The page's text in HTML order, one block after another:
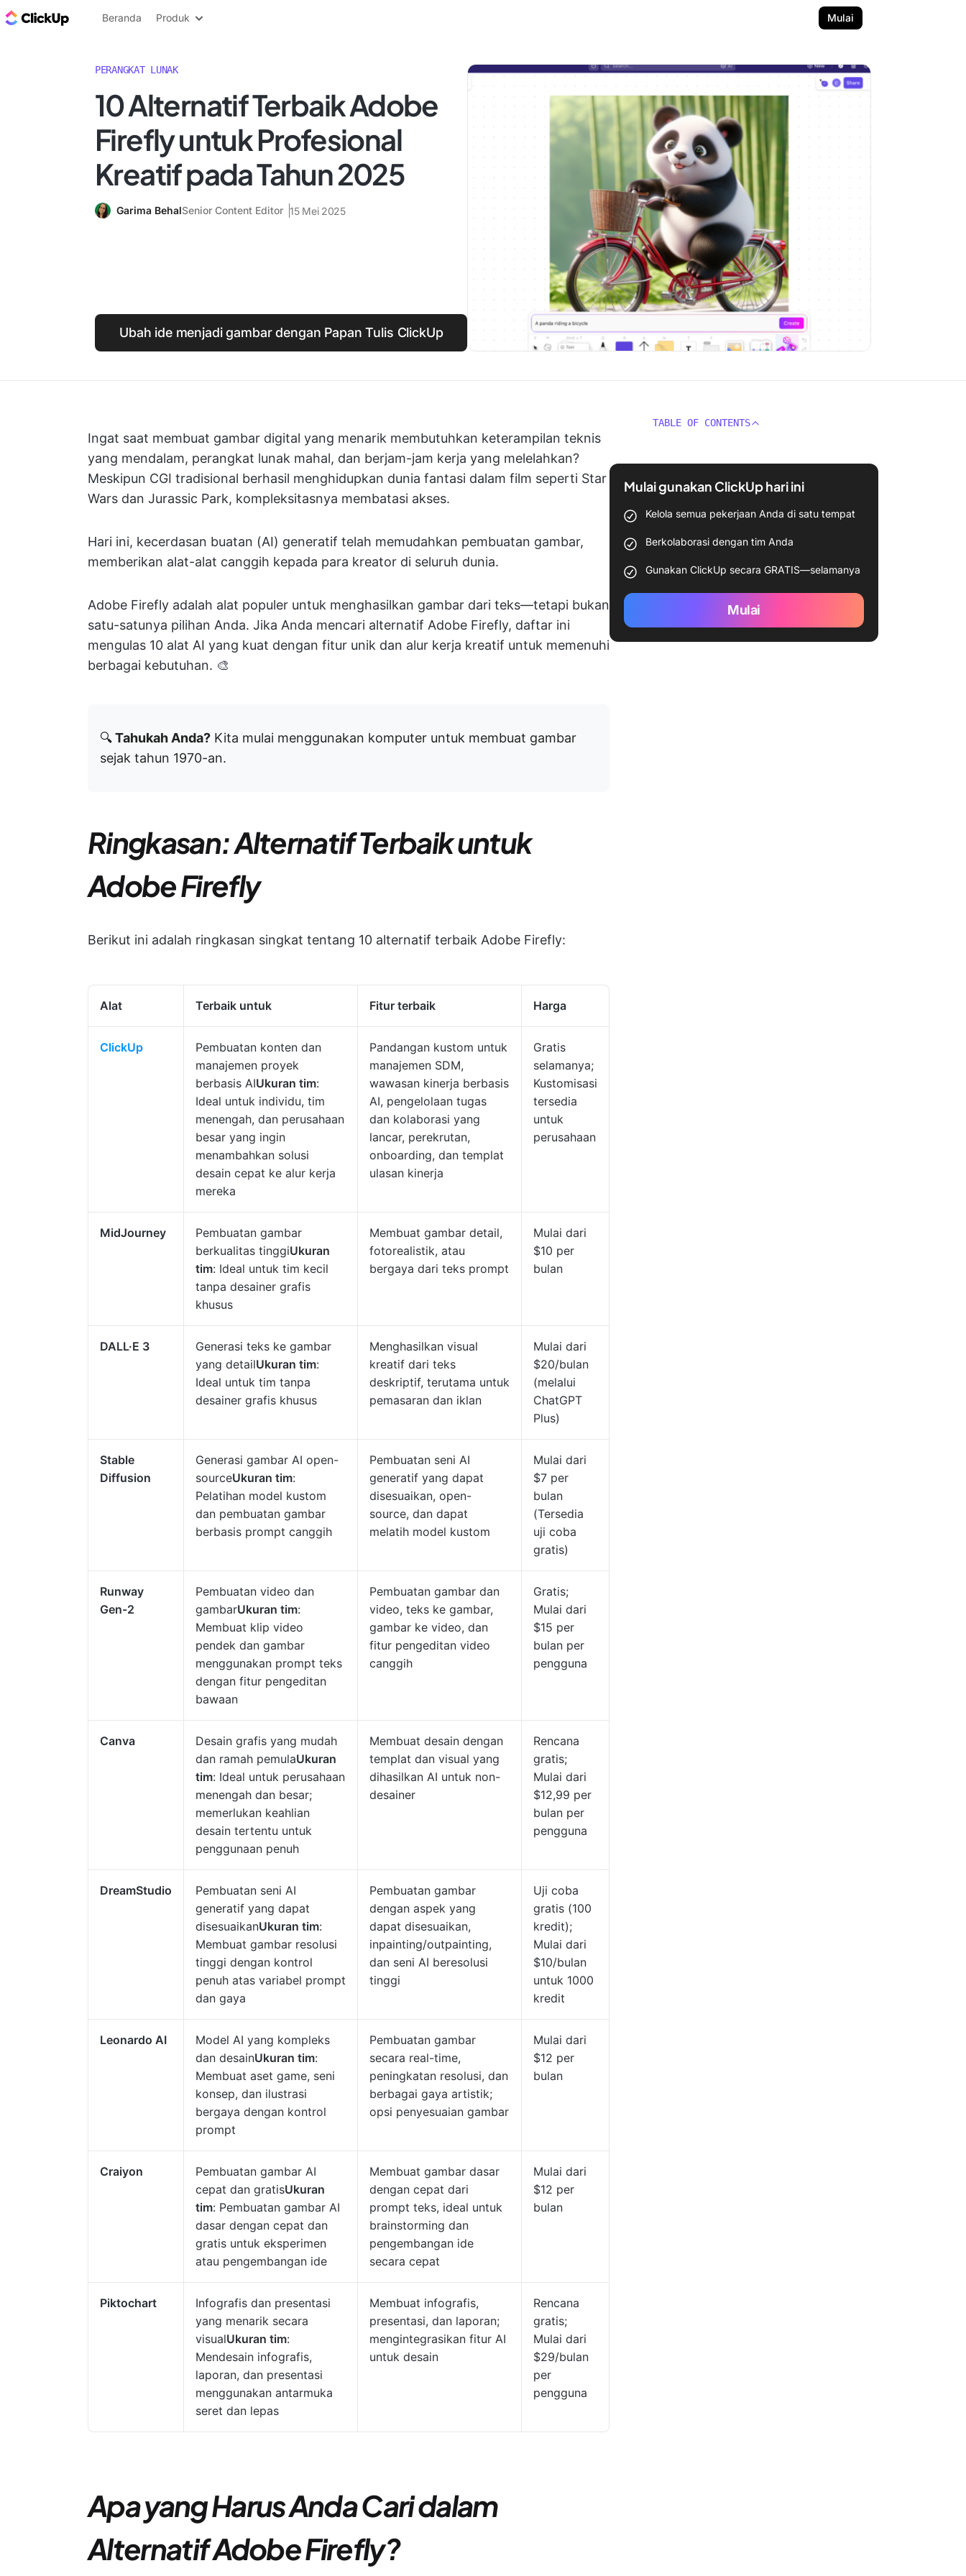
Blog ClickUp
Beranda Produk Mulai
PERANGKAT LUNAK
10 Alternatif Terbaik Adobe
Firefly untuk Profesional
Kreatif pada Tahun 2025
Garima BehalSenior Content Editor 15 Mei 2025
Ubah ide menjadi gambar dengan Papan Tulis ClickUp
Ingat saat membuat gambar digital yang menarik membutuhkan keterampilan teknis
yang mendalam, perangkat lunak mahal, dan berjam-jam kerja yang melelahkan?
Meskipun CGI tradisional berhasil menghidupkan dunia fantasi dalam film seperti Star
Wars dan Jurassic Park, kompleksitasnya membatasi akses.
Hari ini, kecerdasan buatan (AI) generatif telah memudahkan pembuatan gambar,
memberikan alat-alat canggih kepada para kreator di seluruh dunia.
Adobe Firefly adalah alat populer untuk menghasilkan gambar dari teks—tetapi bukan
satu-satunya pilihan Anda. Jika Anda mencari alternatif Adobe Firefly, daftar ini
mengulas 10 alat AI yang kuat dengan fitur unik dan alur kerja kreatif untuk memenuhi
berbagai kebutuhan. 🎨
🔍Tahukah Anda? Kita mulai menggunakan komputer untuk membuat gambar
sejak tahun 1970-an.
Ringkasan: Alternatif Terbaik untuk
Adobe Firefly
Berikut ini adalah ringkasan singkat tentang 10 alternatif terbaik Adobe Firefly:
Alat Terbaik untuk Fitur terbaik Harga
ClickUp
Pembuatan konten dan
manajemen proyek
berbasis AIUkuran tim:
Ideal untuk individu, tim
menengah, dan perusahaan
besar yang ingin
menambahkan solusi
desain cepat ke alur kerja
mereka
Pandangan kustom untuk
manajemen SDM,
wawasan kinerja berbasis
AI, pengelolaan tugas
dan kolaborasi yang
lancar, perekrutan,
onboarding, dan templat
ulasan kinerja
Gratis
selamanya;
Kustomisasi
tersedia
untuk
perusahaan
MidJourney
Pembuatan gambar
berkualitas tinggiUkuran
tim: Ideal untuk tim kecil
tanpa desainer grafis
khusus
Membuat gambar detail,
fotorealistik, atau
bergaya dari teks prompt
Mulai dari
$10 per
bulan
DALL·E 3
Generasi teks ke gambar
yang detailUkuran tim:
Ideal untuk tim tanpa
desainer grafis khusus
Menghasilkan visual
kreatif dari teks
deskriptif, terutama untuk
pemasaran dan iklan
Mulai dari
$20/bulan
(melalui
ChatGPT
Plus)
Stable
Diffusion
Generasi gambar AI open-
sourceUkuran tim:
Pelatihan model kustom
dan pembuatan gambar
berbasis prompt canggih
Pembuatan seni AI
generatif yang dapat
disesuaikan, open-
source, dan dapat
melatih model kustom
Mulai dari
$7 per
bulan
(Tersedia
uji coba
gratis)
Runway
Gen-2
Pembuatan video dan
gambarUkuran tim:
Membuat klip video
pendek dan gambar
menggunakan prompt teks
dengan fitur pengeditan
bawaan
Pembuatan gambar dan
video, teks ke gambar,
gambar ke video, dan
fitur pengeditan video
canggih
Gratis;
Mulai dari
$15 per
bulan per
pengguna
Canva
Desain grafis yang mudah
dan ramah pemulaUkuran
tim: Ideal untuk perusahaan
menengah dan besar;
memerlukan keahlian
desain tertentu untuk
penggunaan penuh
Membuat desain dengan
templat dan visual yang
dihasilkan AI untuk non-
desainer
Rencana
gratis;
Mulai dari
$12,99 per
bulan per
pengguna
DreamStudio
Pembuatan seni AI
generatif yang dapat
disesuaikanUkuran tim:
Membuat gambar resolusi
tinggi dengan kontrol
penuh atas variabel prompt
dan gaya
Pembuatan gambar
dengan aspek yang
dapat disesuaikan,
inpainting/outpainting,
dan seni AI beresolusi
tinggi
Uji coba
gratis (100
kredit);
Mulai dari
$10/bulan
untuk 1000
kredit
Leonardo AI
Model AI yang kompleks
dan desainUkuran tim:
Membuat aset game, seni
konsep, dan ilustrasi
bergaya dengan kontrol
prompt
Pembuatan gambar
secara real-time,
peningkatan resolusi, dan
berbagai gaya artistik;
opsi penyesuaian gambar
Mulai dari
$12 per
bulan
Craiyon
Pembuatan gambar AI
cepat dan gratisUkuran
tim: Pembuatan gambar AI
dasar dengan cepat dan
gratis untuk eksperimen
atau pengembangan ide
Membuat gambar dasar
dengan cepat dari
prompt teks, ideal untuk
brainstorming dan
pengembangan ide
secara cepat
Mulai dari
$12 per
bulan
Piktochart
Infografis dan presentasi
yang menarik secara
visualUkuran tim:
Mendesain infografis,
laporan, dan presentasi
menggunakan antarmuka
seret dan lepas
Membuat infografis,
presentasi, dan laporan;
mengintegrasikan fitur AI
untuk desain
Rencana
gratis;
Mulai dari
$29/bulan
per
pengguna
Apa yang Harus Anda Cari dalam
Alternatif Adobe Firefly?
TABLE OF CONTENTS
Mulai gunakan ClickUp hari ini
Kelola semua pekerjaan Anda di satu tempat
Berkolaborasi dengan tim Anda
Gunakan ClickUp secara GRATIS—selamanya
Mulai